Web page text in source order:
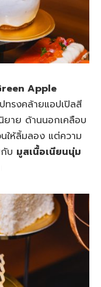
Apple
ทรงคล้ายแอปเปิลสี
ยาย ด้านนอกเคลือบ
นให้ลิ้มลอง แต่ความ
บ มูสเนื้อเนียนนุ่ม